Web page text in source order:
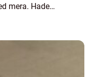
mera. Hade